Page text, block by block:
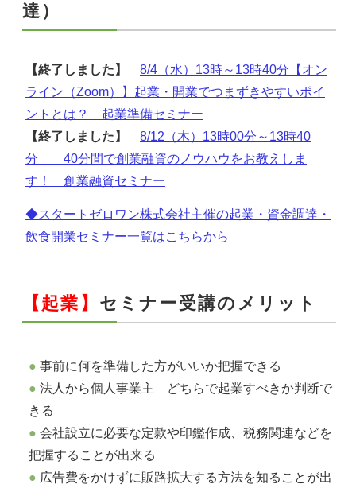
達）
【終了しました】
8/4（水）13時～13時40分【オン
ライン（Zoom）】起業・開業でつまずきやすいポイ
ントとは？ 起業準備セミナー
【終了しました】
8/12（木）13時00分～13時40
分 40分間で創業融資のノウハウをお教えしま
す！ 創業融資セミナー
◆スタートゼロワン株式会社主催の起業・資金調達・
飲食開業セミナー一覧はこちらから
【起業】 セミナー受講のメリット
事前に何を準備した方がいいか把握できる
法人から個人事業主 どちらで起業すべきか判断で
きる
会社設立に必要な定款や印鑑作成、税務関連などを
把握することが出来る
広告費をかけずに販路拡大する方法を知ることが出